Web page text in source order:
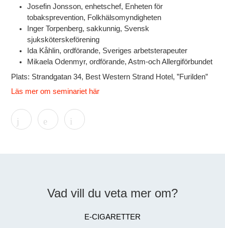
Josefin Jonsson, enhetschef, Enheten för
tobaksprevention, Folkhälsomyndigheten
Inger Torpenberg, sakkunnig, Svensk
sjuksköterskeförening
Ida Kåhlin, ordförande, Sveriges arbetsterapeuter
Mikaela Odenmyr, ordförande, Astm-och Allergiförbundet
Plats: Strandgatan 34, Best Western Strand Hotel, ”Furilden”
Läs mer om seminariet här
Vad vill du veta mer om?
E-CIGARETTER